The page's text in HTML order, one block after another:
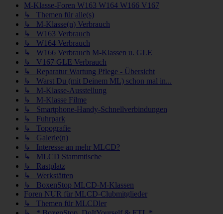
M-Klasse-Foren W163 W164 W166 V167
↳ Themen für alle(s)
↳ M-Klasse(n) Verbrauch
↳ W163 Verbrauch
↳ W164 Verbrauch
↳ W166 Verbrauch M-Klassen u. GLE
↳ V167 GLE Verbrauch
↳ Reparatur Wartung Pflege - Übersicht
↳ Warst Du (mit Deinem ML) schon mal in...
↳ M-Klasse-Ausstellung
↳ M-Klasse Filme
↳ Smartphone-Handy-Schnellverbindungen
↳ Fuhrpark
↳ Topografie
↳ Galerie(n)
↳ Interesse an mehr MLCD?
↳ MLCD Stammtische
↳ Rastplatz
↳ Werkstätten
↳ BoxenStop MLCD-M-Klassen
Foren NUR für MLCD-Clubmitglieder
↳ Themen für MLCDler